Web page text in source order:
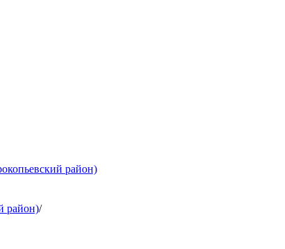
район)
район)/